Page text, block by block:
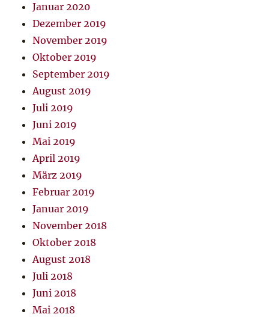
Januar 2020
Dezember 2019
November 2019
Oktober 2019
September 2019
August 2019
Juli 2019
Juni 2019
Mai 2019
April 2019
März 2019
Februar 2019
Januar 2019
November 2018
Oktober 2018
August 2018
Juli 2018
Juni 2018
Mai 2018